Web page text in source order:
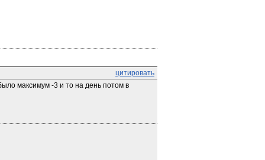
цитировать
максимум -3 и то на день потом в